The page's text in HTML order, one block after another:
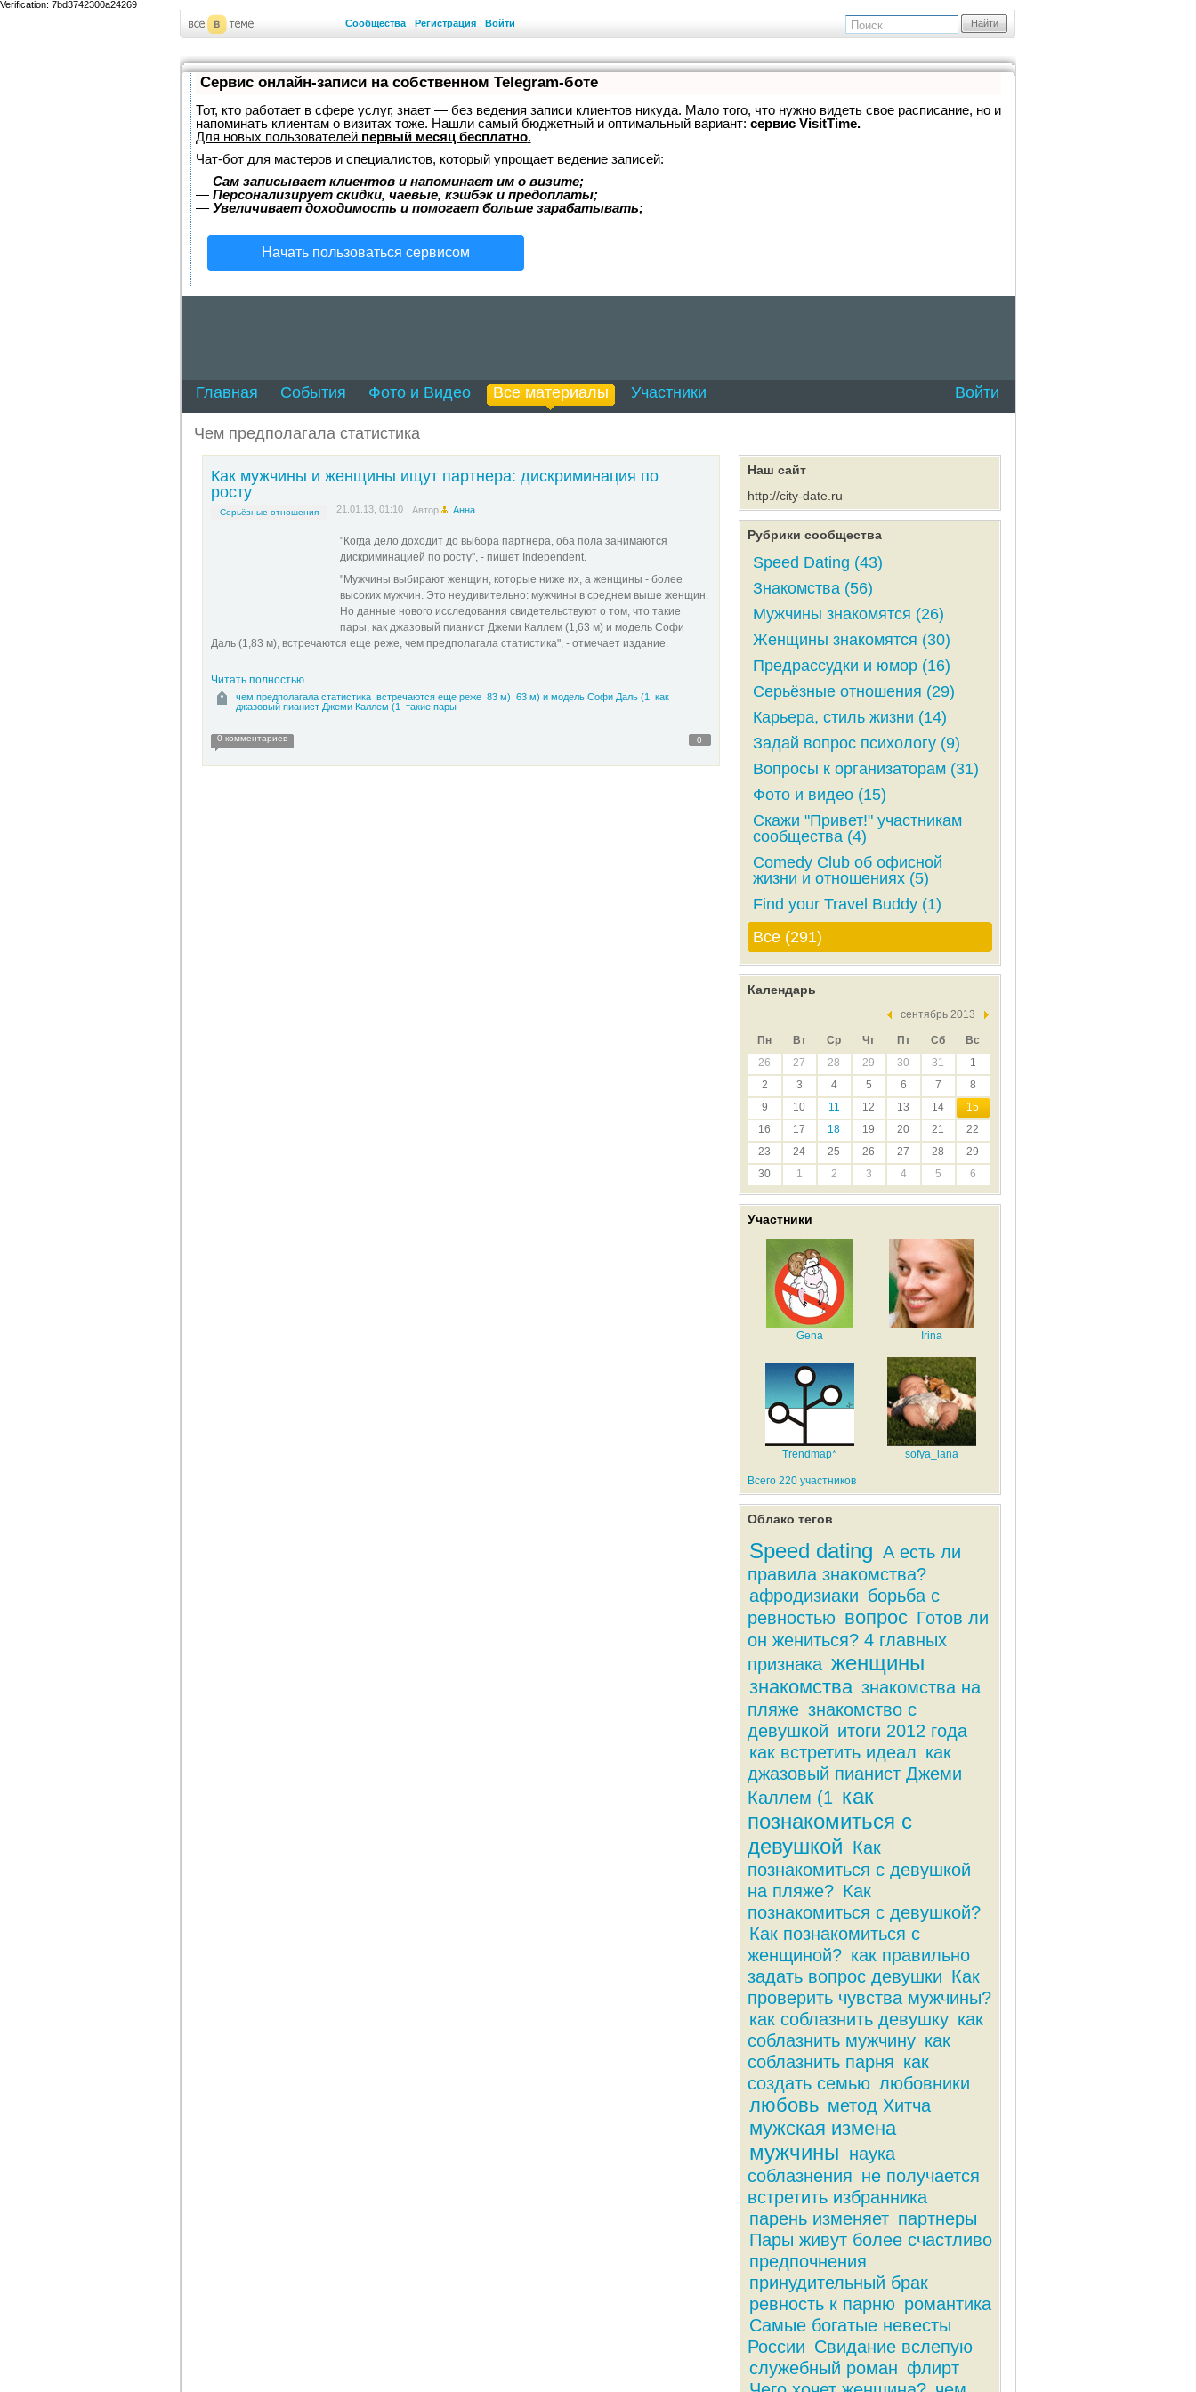
Verification: 7bd3742300a24269
Сообщества
Регистрация Войти Найти
Сервис онлайн-записи на собственном Telegram-боте
Тот, кто работает в сфере услуг, знает — без ведения записи клиентов никуда. Мало того, что нужно видеть свое расписание, но и
напоминать клиентам о визитах тоже. Нашли самый бюджетный и оптимальный вариант: сервис VisitTime.
Для новых пользователей первый месяц бесплатно.
Чат-бот для мастеров и специалистов, который упрощает ведение записей:
— Сам записывает клиентов и напоминает им о визите;
— Персонализирует скидки, чаевые, кэшбэк и предоплаты;
— Увеличивает доходимость и помогает больше зарабатывать;
Начать пользоваться сервисом
Главная События Фото и Видео Все материалы Участники Войти
Чем предполагала статистика
Как мужчины и женщины ищут партнера: дискриминация по
росту
Серьёзные отношения 21.01.13, 01:10 Автор Анна
"Когда дело доходит до выбора партнера, оба пола занимаются
дискриминацией по росту", - пишет Independent.
"Мужчины выбирают женщин, которые ниже их, а женщины - более
высоких мужчин. Это неудивительно: мужчины в среднем выше женщин.
Но данные нового исследования свидетельствуют о том, что такие
пары, как джазовый пианист Джеми Каллем (1,63 м) и модель Софи
Даль (1,83 м), встречаются еще реже, чем предполагала статистика", - отмечает издание.
Читать полностью
чем предполагала статистика встречаются еще реже 83 м) 63 м) и модель Софи Даль (1
как
джазовый пианист Джеми Каллем (1
такие пары
0
0 комментариев
Наш сайт
http://city-date.ru
Рубрики сообщества
Speed Dating (43)
Знакомства (56)
Мужчины знакомятся (26)
Женщины знакомятся (30)
Предрассудки и юмор (16)
Серьёзные отношения (29)
Карьера, стиль жизни (14)
Задай вопрос психологу (9)
Вопросы к организаторам (31)
Фото и видео (15)
Скажи "Привет!" участникам
сообщества (4)
Comedy Club об офисной
жизни и отношениях (5)
Find your Travel Buddy (1)
Все (291)
Календарь
сентябрь 2013
Пн Вт Ср Чт Пт Сб
Вс
26
27 28 29 30 31
1
2
3 4 5 6 7
8
9
10 11 12 13 14
15
16
17 18 19 20 21
22
23
24 25 26 27 28
29
30
1 2 3 4 5 6
Участники
Gena Irina
Trendmap* sofya_lana
Всего 220 участников
Облако тегов
Speed dating А есть ли
правила знакомства?
афродизиаки борьба с
ревностью вопрос Готов ли
он жениться? 4 главных
признака женщины
знакомства знакомства на
пляже знакомство с
девушкой итоги 2012 года
как встретить идеал как
джазовый пианист Джеми
Каллем (1 как
познакомиться с
девушкой Как
познакомиться с девушкой
на пляже? Как
познакомиться с девушкой?
Как познакомиться с
женщиной? как правильно
задать вопрос девушки Как
проверить чувства мужчины?
как соблазнить девушку как
соблазнить мужчину как
соблазнить парня как
создать семью любовники
любовь метод Хитча
мужская измена
мужчины наука
соблазнения не получается
встретить избранника
парень изменяет партнеры
Пары живут более счастливо
предпочнения
принудительный брак
ревность к парню романтика
Самые богатые невесты
России Свидание вслепую
служебный роман флирт